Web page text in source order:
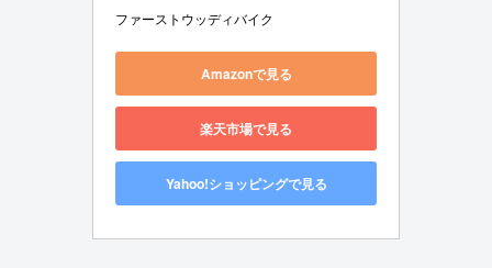
ファーストウッディバイク
Amazonで見る
楽天市場で見る
Yahoo!ショッピングで見る